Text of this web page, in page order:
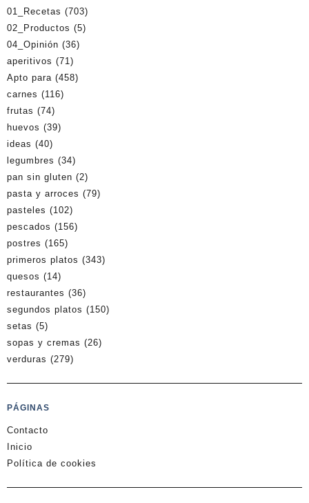
01_Recetas (703)
02_Productos (5)
04_Opinión (36)
aperitivos (71)
Apto para (458)
carnes (116)
frutas (74)
huevos (39)
ideas (40)
legumbres (34)
pan sin gluten (2)
pasta y arroces (79)
pasteles (102)
pescados (156)
postres (165)
primeros platos (343)
quesos (14)
restaurantes (36)
segundos platos (150)
setas (5)
sopas y cremas (26)
verduras (279)
PÁGINAS
Contacto
Inicio
Política de cookies